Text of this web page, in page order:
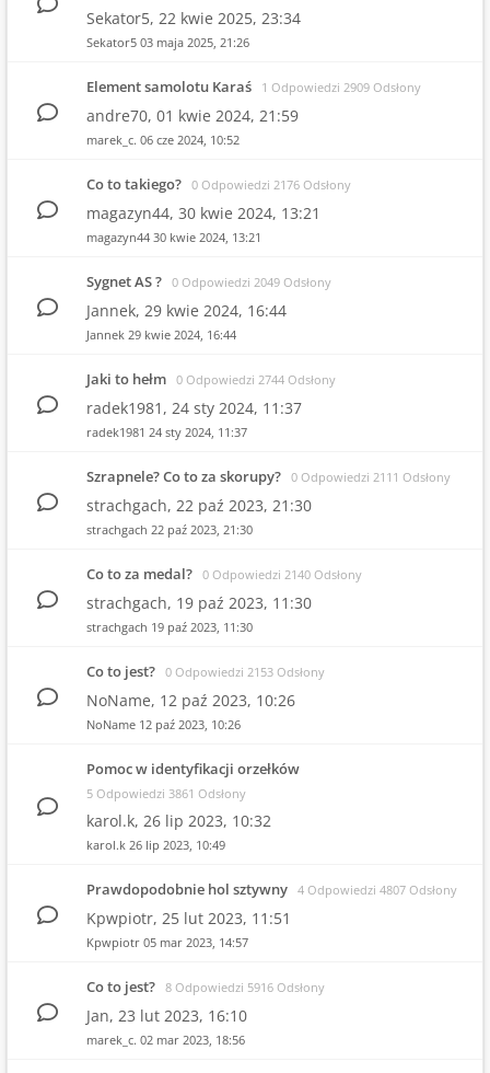
Sekator5, 22 kwie 2025, 23:34
Sekator5 03 maja 2025, 21:26
Element samolotu Karaś 1 Odpowiedzi 2909 Odsłony
andre70, 01 kwie 2024, 21:59
marek_c. 06 cze 2024, 10:52
Co to takiego? 0 Odpowiedzi 2176 Odsłony
magazyn44, 30 kwie 2024, 13:21
magazyn44 30 kwie 2024, 13:21
Sygnet AS ? 0 Odpowiedzi 2049 Odsłony
Jannek, 29 kwie 2024, 16:44
Jannek 29 kwie 2024, 16:44
Jaki to hełm 0 Odpowiedzi 2744 Odsłony
radek1981, 24 sty 2024, 11:37
radek1981 24 sty 2024, 11:37
Szrapnele? Co to za skorupy? 0 Odpowiedzi 2111 Odsłony
strachgach, 22 paź 2023, 21:30
strachgach 22 paź 2023, 21:30
Co to za medal? 0 Odpowiedzi 2140 Odsłony
strachgach, 19 paź 2023, 11:30
strachgach 19 paź 2023, 11:30
Co to jest? 0 Odpowiedzi 2153 Odsłony
NoName, 12 paź 2023, 10:26
NoName 12 paź 2023, 10:26
Pomoc w identyfikacji orzełków
5 Odpowiedzi 3861 Odsłony
karol.k, 26 lip 2023, 10:32
karol.k 26 lip 2023, 10:49
Prawdopodobnie hol sztywny 4 Odpowiedzi 4807 Odsłony
Kpwpiotr, 25 lut 2023, 11:51
Kpwpiotr 05 mar 2023, 14:57
Co to jest? 8 Odpowiedzi 5916 Odsłony
Jan, 23 lut 2023, 16:10
marek_c. 02 mar 2023, 18:56